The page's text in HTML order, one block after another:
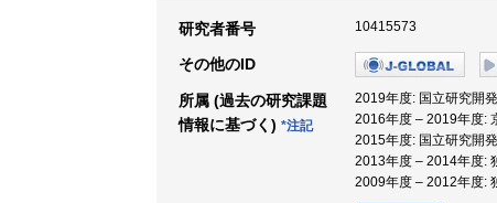
研究者番号 10415573
その他のID
所属 (過去の研究課題
情報に基づく) *注記
2019年度: 国立研究開
2016年度 – 2019年度:
2015年度: 国立研究開
2013年度 – 2014年度:
2009年度 – 2012年度: